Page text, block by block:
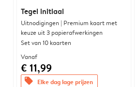
Tegel initiaal
Uitnodigingen | Premium kaart met
keuze uit 3 papierafwerkingen
Set van 10 kaarten
Vanaf
€ 11,99
offers Elke dag lage prijzen